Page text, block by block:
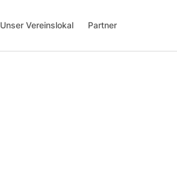
Unser Vereinslokal Partner